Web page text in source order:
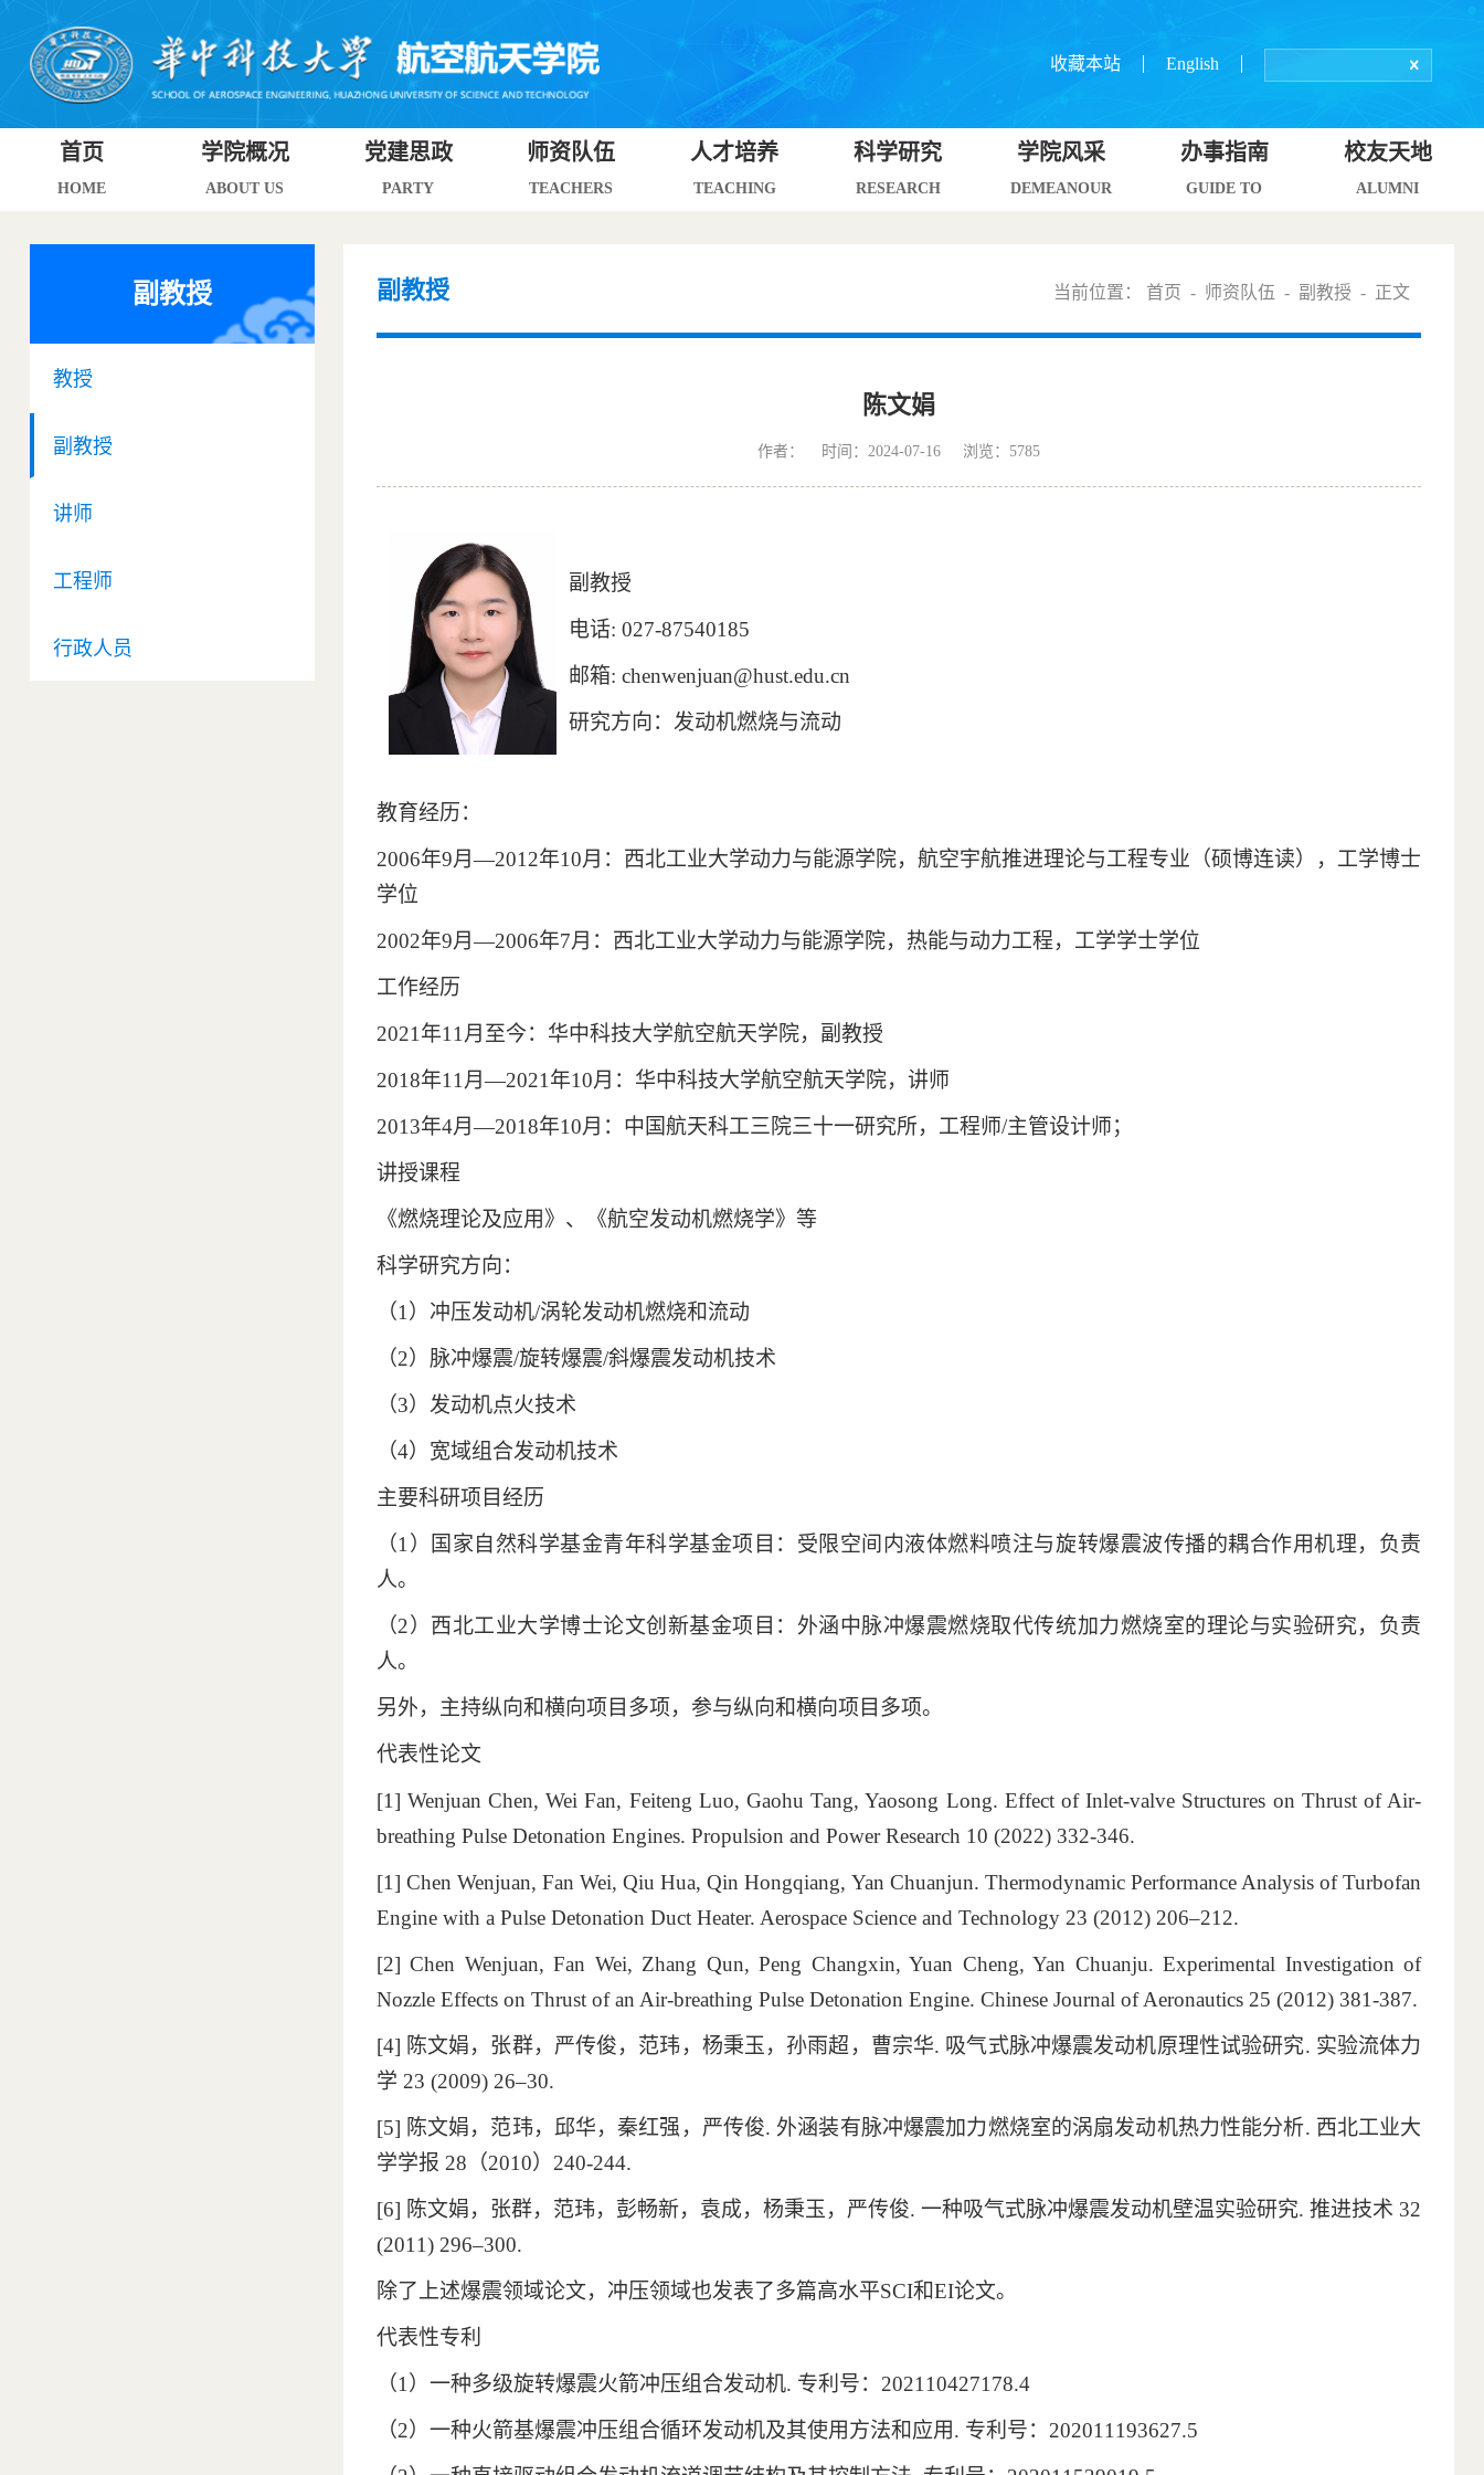
收藏本站 English
首页
HOME
学院概况
ABOUT US
党建思政
PARTY
师资队伍
TEACHERS
人才培养
TEACHING
科学研究
RESEARCH
学院风采
DEMEANOUR
办事指南
GUIDE TO
校友天地
ALUMNI
副教授
教授
副教授
讲师
工程师
行政人员
副教授 当前位置： 首页 - 师资队伍 - 副教授 - 正文
陈文娟
作者： 时间：2024-07-16 浏览： 5785
副教授
电话: 027-87540185
邮箱: chenwenjuan@hust.edu.cn
研究方向：发动机燃烧与流动
教育经历：
2006年9月—2012年10月：西北工业大学动力与能源学院，航空宇航推进理论与工程专业（硕博连读），工学博士
学位
2002年9月—2006年7月：西北工业大学动力与能源学院，热能与动力工程，工学学士学位
工作经历
2021 年11 月至今：华中科技大学航空航天学院，副教授
2018年11 月—2021 年10月：华中科技大学航空航天学院，讲师
2013年4月—2018年10月：中国航天科工三院三十一研究所，工程师/主管设计师；
讲授课程
《燃烧理论及应用》、《航空发动机燃烧学》等
科学研究方向：
（1 ）冲压发动机/涡轮发动机燃烧和流动
（2）脉冲爆震/旋转爆震/斜爆震发动机技术
（3）发动机点火技术
（4）宽域组合发动机技术
主要科研项目经历
（1 ）国家自然科学基金青年科学基金项目：受限空间内液体燃料喷注与旋转爆震波传播的耦合作用机理，负责
人。
（2）西北工业大学博士论文创新基金项目：外涵中脉冲爆震燃烧取代传统加力燃烧室的理论与实验研究，负责
人。
另外，主持纵向和横向项目多项，参与纵向和横向项目多项。
代表性论文
[1] Wenjuan Chen, Wei Fan, Feiteng Luo, Gaohu Tang, Yaosong Long. Effect of Inlet-valve Structures on Thrust of Air-
breathing Pulse Detonation Engines. Propulsion and Power Research 10 (2022) 332-346.
[1] Chen Wenjuan, Fan Wei, Qiu Hua, Qin Hongqiang, Yan Chuanjun. Thermodynamic Performance Analysis of Turbofan
Engine with a Pulse Detonation Duct Heater. Aerospace Science and Technology 23 (2012) 206–212.
[2] Chen Wenjuan, Fan Wei, Zhang Qun, Peng Changxin, Yuan Cheng, Yan Chuanju. Experimental Investigation of
Nozzle Effects on Thrust of an Air-breathing Pulse Detonation Engine. Chinese Journal of Aeronautics 25 (2012) 381-387.
[4] 陈文娟，张群，严传俊，范玮，杨秉玉，孙雨超，曹宗华. 吸气式脉冲爆震发动机原理性试验研究. 实验流体力
学 23 (2009) 26–30.
[5] 陈文娟，范玮，邱华，秦红强，严传俊. 外涵装有脉冲爆震加力燃烧室的涡扇发动机热力性能分析. 西北工业大
学学报 28 （2010） 240-244.
[6] 陈文娟，张群，范玮，彭畅新，袁成，杨秉玉，严传俊. 一种吸气式脉冲爆震发动机壁温实验研究.推进技术 32
(2011) 296–300.
除了上述爆震领域论文，冲压领域也发表了多篇高水平SCI和EI论文。
代表性专利
（1 ）一种多级旋转爆震火箭冲压组合发动机. 专利号： 202110427178.4
（2）一种火箭基爆震冲压组合循环发动机及其使用方法和应用. 专利号： 202011193627.5